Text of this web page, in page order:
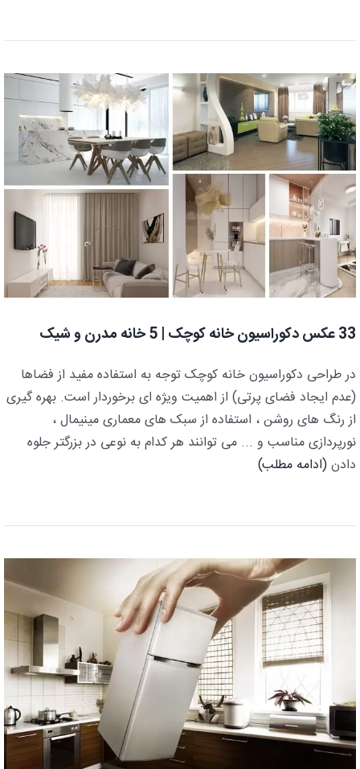
33 عکس دکوراسیون خانه کوچک | 5 خانه مدرن و شیک
در طراحی دکوراسیون خانه کوچک توجه به استفاده مفید از فضاها
(عدم ایجاد فضای پرتی) از اهمیت ویژه ای برخوردار است. بهره گیری
از رنگ های روشن ، استفاده از سبک های معماری مینیمال ،
نورپردازی مناسب و ... می توانند هر کدام به نوعی در بزرگتر جلوه
دادن(ادامه مطلب)